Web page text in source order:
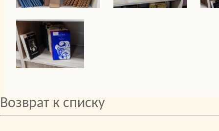
Возврат к списку